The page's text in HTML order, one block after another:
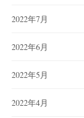
2022年7月
2022年6月
2022年5月
2022年4月